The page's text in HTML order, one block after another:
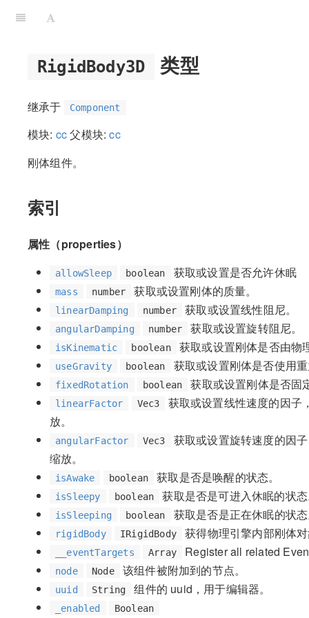
RigidBody3D 类型
继承于 Component
模块: cc父模块:cc
刚体组件。
索引
属性（properties）
allowSleep boolean 获取或设置是否允许休眠
mass number 获取或设置刚体的质量。
linearDamping number 获取或设置线性阻尼。
angularDamping number 获取或设置旋转阻尼。
isKinematic boolean 获取或设置刚体是否由物
useGravity boolean 获取或设置刚体是否使用
fixedRotation boolean 获取或设置刚体是否固
linearFactor Vec3
获取或设置线性速度的因子
放。
angularFactor Vec3
获取或设置旋转速度的因
缩放。
isAwake boolean 获取是否是唤醒的状态。
isSleepy boolean 获取是否是可进入休眠的状
isSleeping boolean 获取是否是正在休眠的状
rigidBody IRigidBody 获得物理引擎内部刚体
__eventTargets Array Register all related
node Node 该组件被附加到的节点。
uuid String 组件的 uuid，用于编辑器。
_enabled Boolean